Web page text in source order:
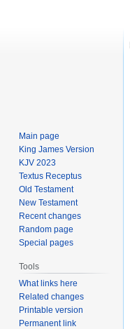
Main page
King James Version
KJV 2023
Textus Receptus
Old Testament
New Testament
Recent changes
Random page
Special pages
Tools
What links here
Related changes
Printable version
Permanent link